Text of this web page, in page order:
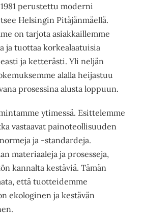
perustettu moderni
Helsingin Pitäjänmäellä.
on tarjota asiakkaillemme
ja tuottaa korkealaatuisia
ja ketterästi. Yli neljän
alalla heijastuu
prosessina alusta loppuun.
ytimessä. Esittelemme
vastaavat painoteollisuuden
ja -standardeja.
materiaaleja ja prosesseja,
kannalta kestäviä. Tämän
että tuotteidemme
ekologinen ja kestävän